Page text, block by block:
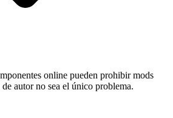
online pueden prohibir mods
autor no sea el único problema.